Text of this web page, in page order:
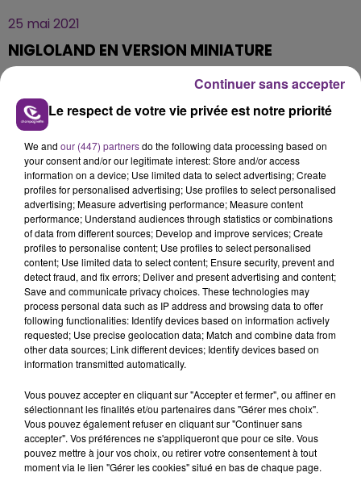
25 mai 2021
NIGLOLAND EN VERSION MINIATURE
Le 12 juin prochain, le parc Nigloland rouvrira enfin ses
portes. En attendant, le Zoom de Champagne FM vous
emmène à Nicoland et Romanland...
TITRES DIFFUSÉS
21h23
21h23 21h20
21h20
Le respect de votre vie privée est notre priorité
We and our (447) partnersdo the following data processing based on
your consent and/or our legitimate interest: Store and/or access
information on a device; Use limited data to select advertising; Create
profiles for personalised advertising; Use profiles to select personalised
advertising; Measure advertising performance; Measure content
performance; Understand audiences through statistics or combinations
of data from different sources; Develop and improve services; Create
profiles to personalise content; Use profiles to select personalised
content; Use limited data to select content; Ensure security, prevent and
detect fraud, and fix errors; Deliver and present advertising and content;
Save and communicate privacy choices. These technologies may
process personal data such as IP address and browsing data to offer
following functionalities: Identify devices based on information actively
requested; Use precise geolocation data; Match and combine data from
other data sources; Link different devices; Identify devices based on
information transmitted automatically.
Vous pouvez accepter en cliquant sur "Accepter et fermer", ou affiner en
sélectionnant les finalités et/ou partenaires dans "Gérer mes choix".
Vous pouvez également refuser en cliquant sur "Continuer sans
accepter". Vos préférences ne s'appliqueront que pour ce site. Vous
pouvez mettre à jour vos choix, ou retirer votre consentement à tout
moment via le lien "Gérer les cookies" situé en bas de chaque page.
Continuer sans accepter